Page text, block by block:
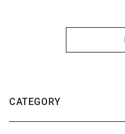
CATEGORY